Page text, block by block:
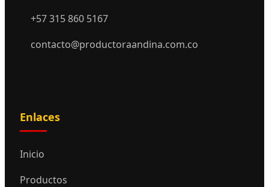
+57 315 860 5167
contacto@productoraandina.com.co
Enlaces
Inicio
Productos